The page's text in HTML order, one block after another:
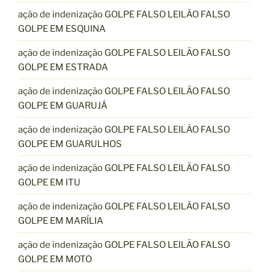
ação de indenização GOLPE FALSO LEILÃO FALSO
GOLPE EM ESQUINA
ação de indenização GOLPE FALSO LEILÃO FALSO
GOLPE EM ESTRADA
ação de indenização GOLPE FALSO LEILÃO FALSO
GOLPE EM GUARUJÁ
ação de indenização GOLPE FALSO LEILÃO FALSO
GOLPE EM GUARULHOS
ação de indenização GOLPE FALSO LEILÃO FALSO
GOLPE EM ITU
ação de indenização GOLPE FALSO LEILÃO FALSO
GOLPE EM MARÍLIA
ação de indenização GOLPE FALSO LEILÃO FALSO
GOLPE EM MOTO